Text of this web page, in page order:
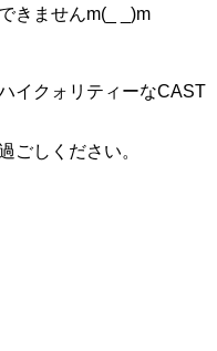
きませんm(_ _)m
イクォリティーなCAST
ごしください。